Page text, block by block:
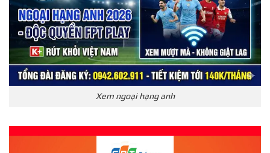
Xem ngoại hạng anh